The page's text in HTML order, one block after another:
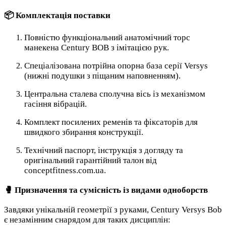
📦 Комплектація поставки
Повністю функціональний анатомічний торс
манекена Century BOB з імітацією рук.
Спеціалізована потрійна опорна база серії Versys
(нижні подушки з піщаним наповненням).
Центральна сталева сполучна вісь із механізмом
гасіння вібрацій.
Комплект посилених ременів та фіксаторів для
швидкого збирання конструкції.
Технічний паспорт, інструкція з догляду та
оригінальний гарантійний талон від
conceptfitness.com.ua.
🥊 Призначення та сумісність із видами одноборств
Завдяки унікальній геометрії з руками, Century Versys Bob
є незамінним снарядом для таких дисциплін: